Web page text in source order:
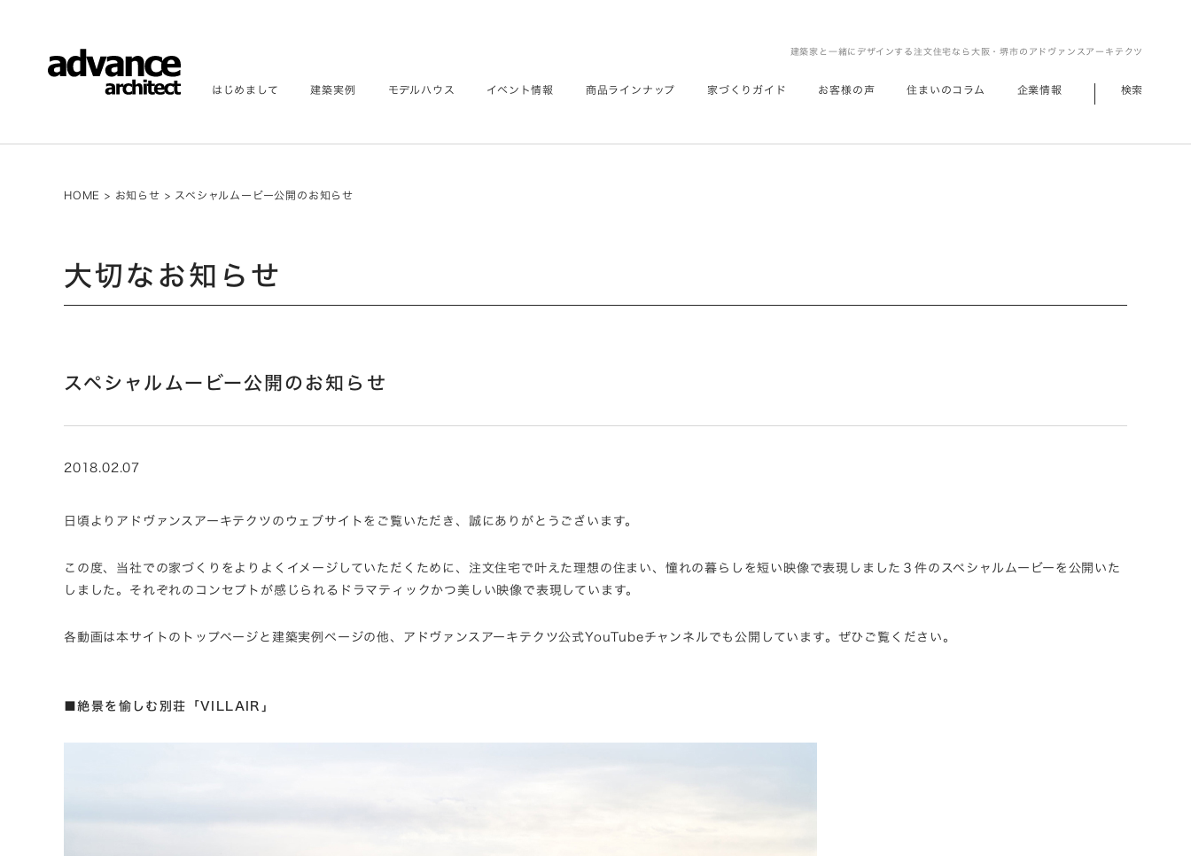
建築家と一緒にデザインする注文住宅なら大阪・堺市のアドヴァンスアーキテクツ
はじめまして 建築実例 モデルハウス イベント情報 商品ラインナップ 家づくりガイド お客様の声 住まいのコラム 企業情報 検索
HOME > お知らせ > スペシャルムービー公開のお知らせ
大切なお知らせ
スペシャルムービー公開のお知らせ
2018.02.07
日頃よりアドヴァンスアーキテクツのウェブサイトをご覧いただき、誠にありがとうございます。
この度、当社での家づくりをよりよくイメージしていただくために、注文住宅で叶えた理想の住まい、憧れの暮らしを短い映像で表現しました３件のスペシャルムービーを公開いた
しました。それぞれのコンセプトが感じられるドラマティックかつ美しい映像で表現しています。
各動画は本サイトのトップページと建築実例ページの他、アドヴァンスアーキテクツ公式YouTubeチャンネルでも公開しています。ぜひご覧ください。
■絶景を愉しむ別荘「VILLAIR」